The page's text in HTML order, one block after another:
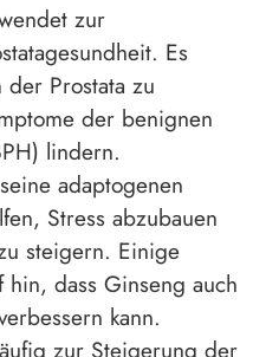
zur
Es
der Prostata zu
der benignen
lindern.
adaptogenen
Stress abzubauen
steigern. Einige
dass Ginseng auch
kann.
zur Steigerung der